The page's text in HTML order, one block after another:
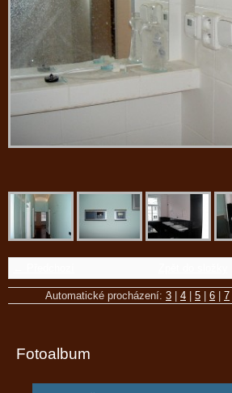
Automatické procházení: 3 4 5 6 7
Fotoalbum